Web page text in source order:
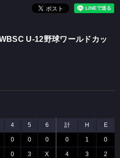
U-12野球ワールドカッ
4 5 6 計 H E
0 0 0 0 1 0
0 3 X 4 3 2